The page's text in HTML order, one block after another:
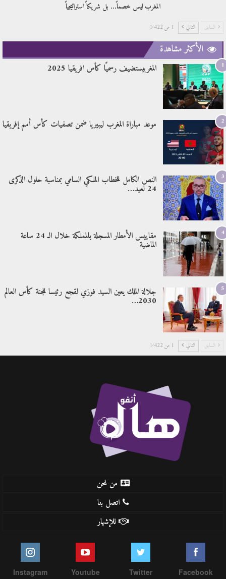
المغرب ليس خصماً… بل شريكاً استراتيجياً
السابق التالي 1 من 1٬422
الأكثر مشاهدة
1 المغربيستضيف رسميًا كأس افريقيا 2025
2 موعد مباراة المغرب ليبيريا ضمن تصفيات كأس أمم إفريقيا
3 النص الكامل للخطاب الملكي السامي بمناسبة حلول الذكرى
24 لعيد…
4 مقاييس الأمطار المسجلة بالمملكة خلال الـ 24 ساعة
الماضية
5 جلالة الملك يعين السيد فوزي لقجع رئيسا للجنة كأس العالم
2030…
السابق التالي 1 من 1٬422
من نحن
اتصل بنا
للإشهار
Facebook
Twitter
Youtube
Instagram